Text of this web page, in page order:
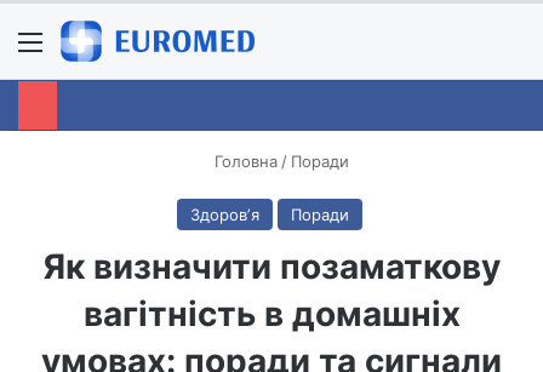
Menu
Головна / Поради
Здоровʼя Поради
Як визначити позаматкову
вагітність в домашніх
умовах: поради та сигнали